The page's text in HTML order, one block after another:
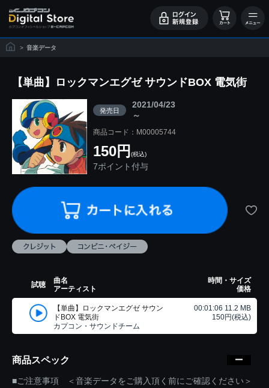
> 音楽データ
【単曲】ロックマンエグゼ サウンドBOX 電気街
発売日
2021/04/23
～
商品コード：M00005744
150円 (税込)
7ポイント付与
試聴
曲名
アーティスト
時間・サイズ
価格
【単曲】ロックマンエグゼ サウン
ドBOX 電気街
カプコン・サウンドチーム
00:01:06 11.2 MB
150円(税込)
商品スペック
■ご注意事項 ＜音楽データをご購入頂く前にご確認ください＞